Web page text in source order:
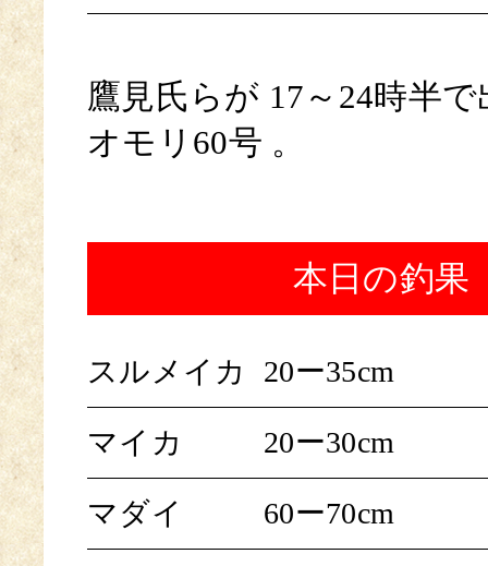
鷹見氏らが 17～24時半で
オモリ60号 。
本日の釣果
スルメイカ 20ー35cm
マイカ 20ー30cm
マダイ 60ー70cm